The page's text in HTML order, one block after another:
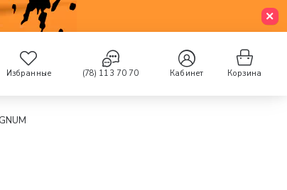
Избранные (78) 113 70 70 Кабинет Корзина